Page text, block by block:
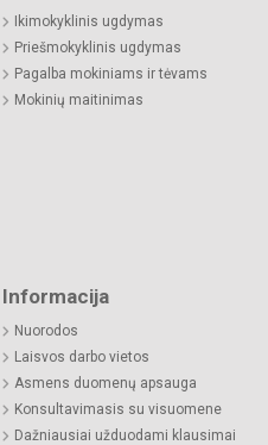
Ikimokyklinis ugdymas
Priešmokyklinis ugdymas
Pagalba mokiniams ir tėvams
Mokinių maitinimas
Informacija
Nuorodos
Laisvos darbo vietos
Asmens duomenų apsauga
Konsultavimasis su visuomene
Dažniausiai užduodami klausimai